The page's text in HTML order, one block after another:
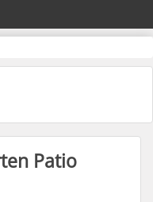
Patio